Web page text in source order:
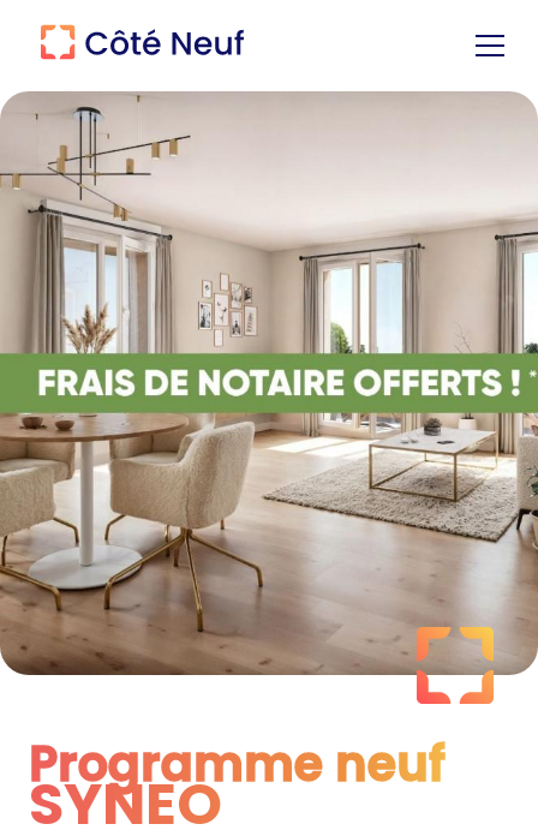
Programme neuf
SYNEO